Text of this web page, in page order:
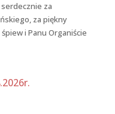
za
za piękny
i Panu Organiście